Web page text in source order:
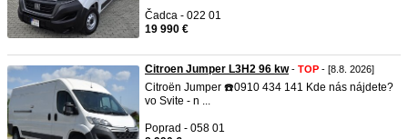
Čadca - 022 01
19 990 €
Citroen Jumper L3H2 96 kw- TOP - [8.8. 2026]
Citroën Jumper ☎️0910 434 141 Kde nás nájdete?
vo Svite - n ...
Poprad - 058 01